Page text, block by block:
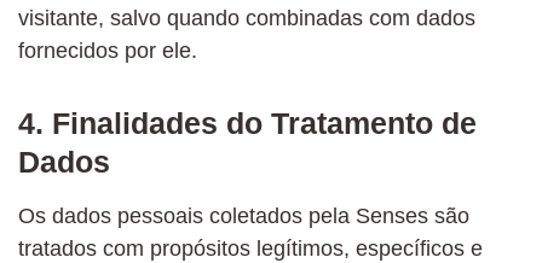
visitante, salvo quando combinadas com dados
fornecidos por ele.
4. Finalidades do Tratamento de
Dados
Os dados pessoais coletados pela Senses são
tratados com propósitos legítimos, específicos e